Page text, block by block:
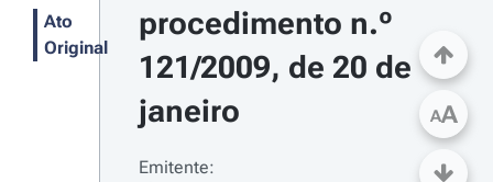
Ato
Original
procedimento n.º
121/2009, de 20 de
janeiro
Emitente:
AA